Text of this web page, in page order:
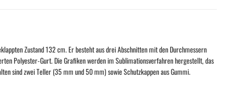
Zustand 132 cm. Er besteht aus drei Abschnitten mit den Durchmessern
Polyester-Gurt. Die Grafiken werden im Sublimationsverfahren hergestellt, das
sind zwei Teller (35 mm und 50 mm) sowie Schutzkappen aus Gummi.